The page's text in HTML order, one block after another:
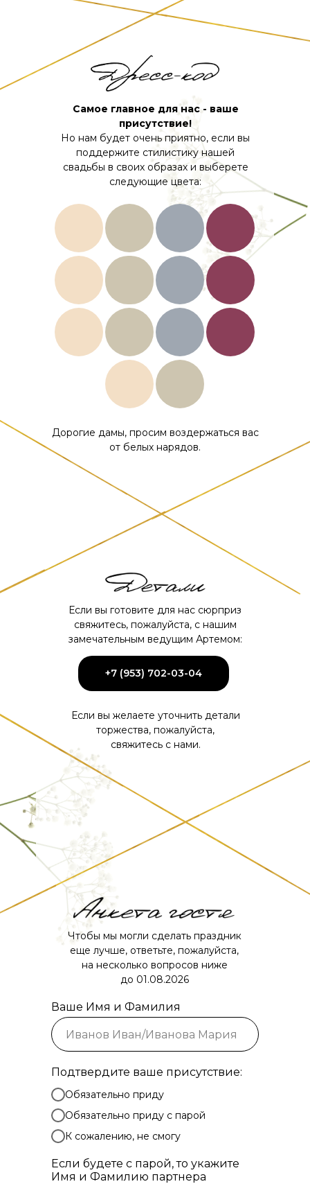
Самое главное для нас - ваше
присутствие!
Но нам будет очень приятно, если вы
поддержите стилистику нашей
свадьбы в своих образах и выберете
следующие цвета:
Чтобы мы могли сделать праздник
еще лучше, ответьте, пожалуйста,
на несколько вопросов ниже
до 01.08.2026
Ваше Имя и Фамилия
Подтвердите ваше присутствие:
Обязательно приду
Обязательно приду с парой
К сожалению, не смогу
Если будете с парой, то укажите
Имя и Фамилию партнера
Если вы желаете уточнить детали
торжества, пожалуйста,
свяжитесь с нами.
Если вы готовите для нас сюрприз
свяжитесь, пожалуйста, с нашим
замечательным ведущим Артемом:
+7 (953) 702-03-04
Дорогие дамы, просим воздержаться вас
от белых нарядов.